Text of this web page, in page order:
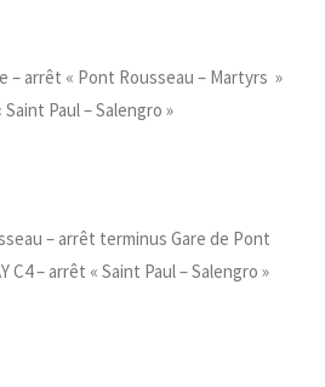
– arrêt « Pont Rousseau – Martyrs »
Paul – Salengro »
– arrêt terminus Gare de Pont
C4 – arrêt « Saint Paul – Salengro »